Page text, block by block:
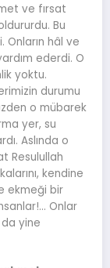
ve fırsat
Bu
Onların hâl ve
ederdi. O
yoktu.
durumu
o mübarek
yer, su
Aslında o
Resulullah
kendine
ekmeği bir
Onlar
yine